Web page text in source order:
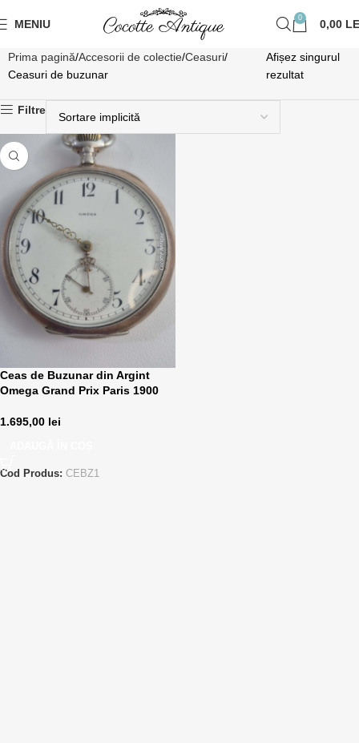
MENIU 0 0,00
Prima pagină Accesorii de colectie Ceasuri
Ceasuri de buzunar
Afișez singurul
rezultat
Filtre
Ceas de Buzunar din Argint
Omega Grand Prix Paris 1900
1.695,00 lei
Cod Produs: CEBZ1